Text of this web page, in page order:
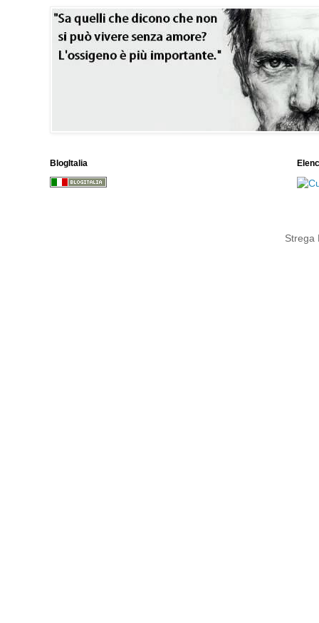
BlogItalia
Strega